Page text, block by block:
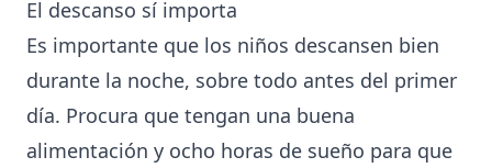
El descanso sí importa
Es importante que los niños descansen bien
durante la noche, sobre todo antes del primer
día. Procura que tengan una buena
alimentación y ocho horas de sueño para que